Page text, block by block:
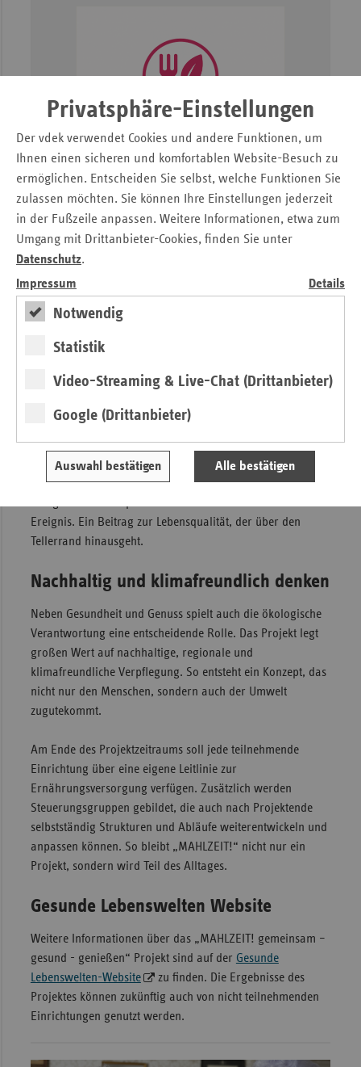
Privatsphäre-Einstellungen
Der vdek verwendet Cookies und andere Funktionen, um
Ihnen einen sicheren und komfortablen Website-Besuch zu
ermöglichen. Entscheiden Sie selbst, welche Funktionen Sie
zulassen möchten. Sie können Ihre Einstellungen jederzeit
in der Fußzeile anpassen. Weitere Informationen, etwa zum
Umgang mit Drittanbieter-Cookies, finden Sie unter
Datenschutz.
Impressum
Details
Notwendig
Statistik
Video-Streaming & Live-Chat (Drittanbieter)
Google (Drittanbieter)
Auswahl bestätigen Alle bestätigen
Projektflyer
–
MAHLZEIT! gemeinsam - gesund -
genießen
Genuss erleben mit allen Sinnen
„MAHLZEIT!“ bedeutet auch, dass die Bewohnerinnen und
Bewohner aktiv in den Prozess eingebunden werden. Auf
kognitiver, körperlicher und psychosozialer Ebene erleben
sie Mahlzeiten nicht nur als Routine, sondern als wertvolle
und genussvolle Momente.
Ereignis. Ein Beitrag zur Lebensqualität, der über den
Tellerrand hinausgeht.
Nachhaltig und klimafreundlich denken
Neben Gesundheit und Genuss spielt auch die ökologische
Verantwortung eine entscheidende Rolle. Das Projekt legt
großen Wert auf nachhaltige, regionale und
klimafreundliche Verpflegung. So entsteht ein Konzept, das
nicht nur den Menschen, sondern auch der Umwelt
zugutekommt.
Am Ende des Projektzeitraums soll jede teilnehmende
Einrichtung über eine eigene Leitlinie zur
Ernährungsversorgung verfügen. Zusätzlich werden
Steuerungsgruppen gebildet, die auch nach Projektende
selbstständig Strukturen und Abläufe weiterentwickeln und
anpassen können. So bleibt „MAHLZEIT!“ nicht nur ein
Projekt, sondern wird Teil des Alltages.
Gesunde Lebenswelten Website
Weitere Informationen über das „MAHLZEIT! gemeinsam –
gesund - genießen“ Projekt sind auf der Gesunde
Lebenswelten-Website
zu finden. Die Ergebnisse des
Projektes können zukünftig auch von nicht teilnehmenden
Einrichtungen genutzt werden.